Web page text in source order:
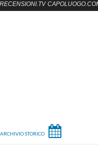
RECENSIONI.TV